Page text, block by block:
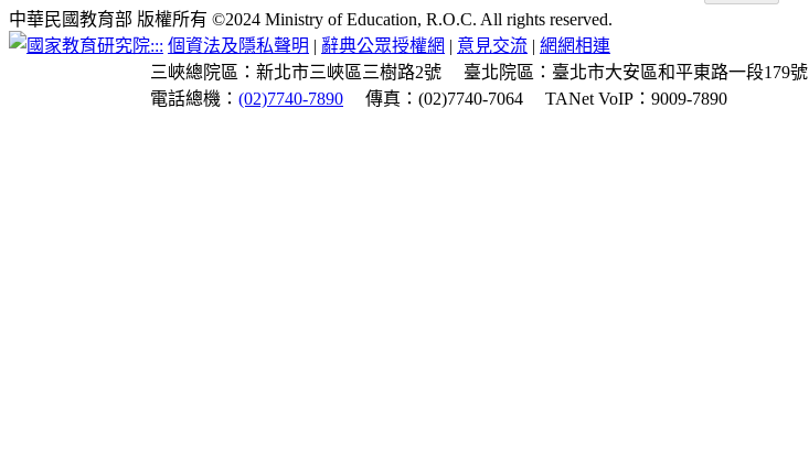
中華民國教育部 版權所有 ©2024 Ministry of Education, R.O.C. All rights reserved.
::: 個資法及隱私聲明 | 辭典公眾授權網 | 意見交流 | 網網相連
三峽總院區：新北市三峽區三樹路2號
臺北院區：臺北市大安區和平東路一段179號
電話總機： (02)7740-7890 傳真：(02)7740-7064 TANet VoIP：9009-7890